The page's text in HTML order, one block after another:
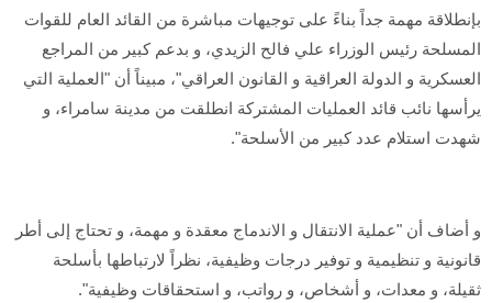
بإنطلاقة مهمة جداً بناءً على توجيهات مباشرة من القائد العام للقوات
المسلحة رئيس الوزراء علي فالح الزيدي، و بدعم كبير من المراجع
العسكرية و الدولة العراقية و القانون العراقي"، مبيناً أن "العملية التي
يرأسها نائب قائد العمليات المشتركة انطلقت من مدينة سامراء، و
شهدت استلام عدد كبير من الأسلحة".
و أضاف أن "عملية الانتقال و الاندماج معقدة و مهمة، و تحتاج إلى أطر
قانونية و تنظيمية و توفير درجات وظيفية، نظراً لارتباطها بأسلحة
ثقيلة، و معدات، و أشخاص، و رواتب، و استحقاقات وظيفية".